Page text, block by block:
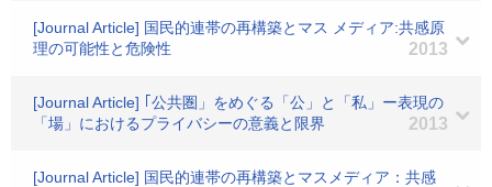
[Journal Article] 国民的連帯の再構築とマス メディア:共感原
理の可能性と危険性
2013
[Journal Article] ｢公共圏」をめぐる「公」と「私」ー表現の
「場」におけるプライバシーの意義と限界
2013
[Journal Article] 国民的連帯の再構築とマスメディア：共感